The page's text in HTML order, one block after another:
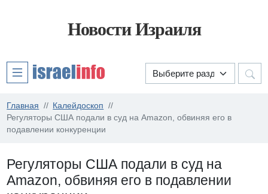
Новости Израиля
Главная
Калейдоскоп
Регуляторы США подали в суд на Amazon, обвиняя его в
подавлении конкуренции
Регуляторы США подали в суд на
Amazon, обвиняя его в подавлении